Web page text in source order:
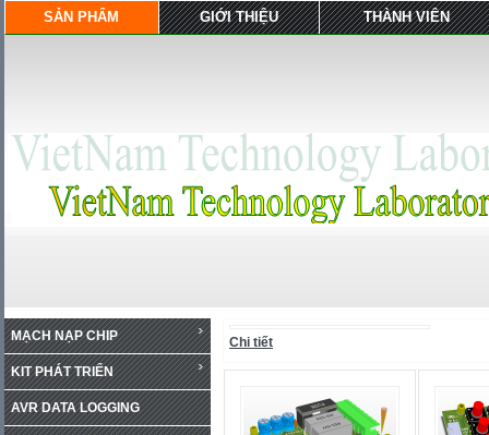
SẢN PHẨM GIỚI THIỆU THÀNH VIÊN
MẠCH NẠP CHIP
KIT PHÁT TRIỂN
AVR DATA LOGGING
Chi tiết